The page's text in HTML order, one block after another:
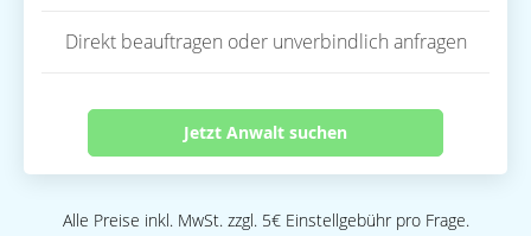
Direkt beauftragen oder unverbindlich anfragen
Jetzt Anwalt suchen
Alle Preise inkl. MwSt. zzgl. 5€ Einstellgebühr pro Frage.